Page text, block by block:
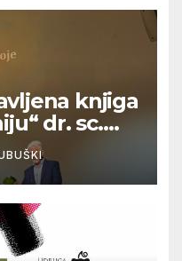
knjiga
dr. sc.